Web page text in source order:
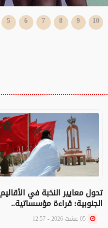
5 6 7 8 9 10
تحول معايير النخبة في الأقاليم
الجنوبية: قراءة مؤسساتية..